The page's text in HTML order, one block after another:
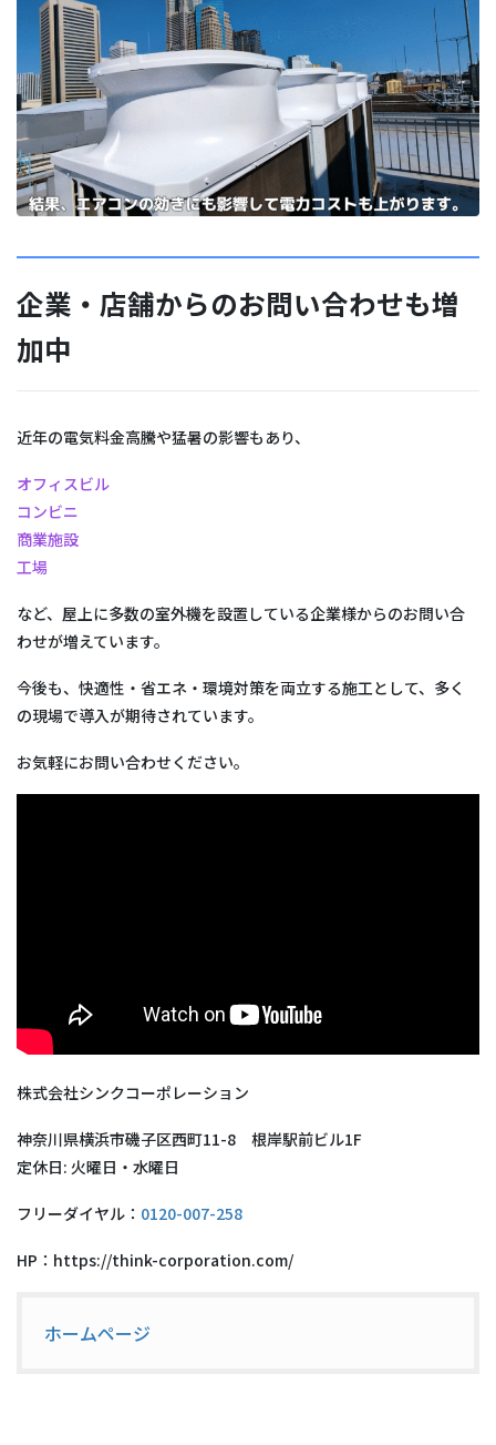
企業・店舗からのお問い合わせも増
加中
近年の電気料金高騰や猛暑の影響もあり、
オフィスビル
コンビニ
商業施設
工場
など、屋上に多数の室外機を設置している企業様からのお問い合
わせが増えています。
今後も、快適性・省エネ・環境対策を両立する施工として、多く
の現場で導入が期待されています。
お気軽にお問い合わせください。
株式会社シンクコーポレーション
神奈川県横浜市磯子区西町11-8 根岸駅前ビル1F
定休日: 火曜日・水曜日
フリーダイヤル： 0120-007-258
HP：https://think-corporation.com/
ホームページ